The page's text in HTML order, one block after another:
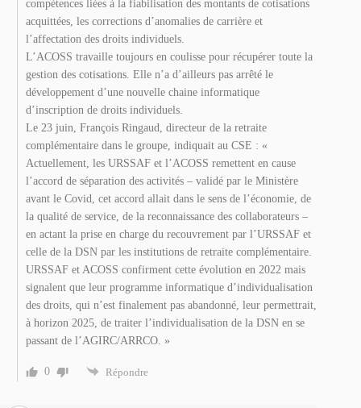
compétences liées à la fiabilisation des montants de cotisations
acquittées, les corrections d’anomalies de carrière et
l’affectation des droits individuels.
L’ACOSS travaille toujours en coulisse pour récupérer toute la
gestion des cotisations. Elle n’a d’ailleurs pas arrêté le
développement d’une nouvelle chaine informatique
d’inscription de droits individuels.
Le 23 juin, François Ringaud, directeur de la retraite
complémentaire dans le groupe, indiquait au CSE : «
Actuellement, les URSSAF et l’ACOSS remettent en cause
l’accord de séparation des activités – validé par le Ministère
avant le Covid, cet accord allait dans le sens de l’économie, de
la qualité de service, de la reconnaissance des collaborateurs –
en actant la prise en charge du recouvrement par l’URSSAF et
celle de la DSN par les institutions de retraite complémentaire.
URSSAF et ACOSS confirment cette évolution en 2022 mais
signalent que leur programme informatique d’individualisation
des droits, qui n’est finalement pas abandonné, leur permettrait,
à horizon 2025, de traiter l’individualisation de la DSN en se
passant de l’AGIRC/ARRCO. »
0 Répondre